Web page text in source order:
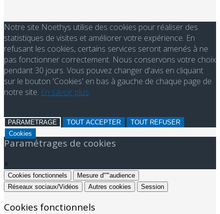
Notre site Noethys utilise des cookies pour réaliser des
statistiques de visites et améliorer votre expérience. En
refusant les cookies, certains services seront amenés à ne
pas fonctionner correctement. Nous conservons votre choix
pendant 30 jours. Vous pouvez changer d'avis en cliquant
sur le bouton 'Cookies' en bas à gauche de chaque page de
notre site. En savoir plus
PARAMETRAGE TOUT ACCEPTER
TOUT REFUSER
Cookies
Paramétrages de cookies
×
Cookies fonctionnels
Mesure d"'"audience
Réseaux sociaux/Vidéos
Autres cookies Session
Cookies fonctionnels